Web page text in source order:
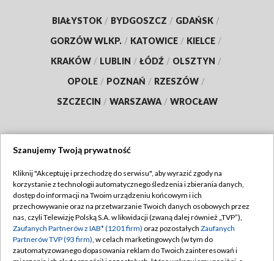
BIAŁYSTOK / BYDGOSZCZ / GDAŃSK /
GORZÓW WLKP. / KATOWICE / KIELCE /
KRAKÓW / LUBLIN / ŁÓDŹ / OLSZTYN /
OPOLE / POZNAŃ / RZESZÓW /
SZCZECIN / WARSZAWA / WROCŁAW
TVP
Abonament TVP
Emisja w TVP
Centrum informacji TVP
Regulamin TVP
Polityka prywatności
Moje zgody
Szanujemy Twoją prywatność
Kliknij "Akceptuję i przechodzę do serwisu", aby wyrazić zgody na
korzystanie z technologii automatycznego śledzenia i zbierania danych,
dostęp do informacji na Twoim urządzeniu końcowym i ich
przechowywanie oraz na przetwarzanie Twoich danych osobowych przez
nas, czyli Telewizję Polską S.A. w likwidacji (zwaną dalej również „TVP”),
Zaufanych Partnerów z IAB* (1201 firm) oraz pozostałych Zaufanych
Partnerów TVP (93 firm), w celach marketingowych (w tym do
zautomatyzowanego dopasowania reklam do Twoich zainteresowań i